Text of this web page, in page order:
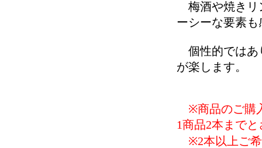
梅酒や焼きリ
ーシーな要素
個性的ではあ
が楽します。
※商品のご購
1商品2本まで
※2本以上ご希